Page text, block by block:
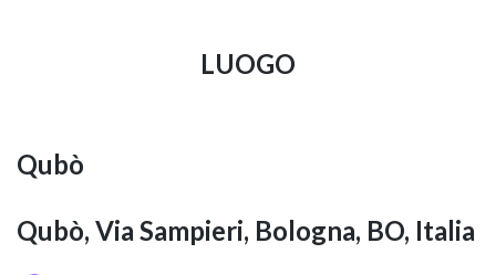
LUOGO
Qubò
Qubò, Via Sampieri, Bologna, BO, Italia